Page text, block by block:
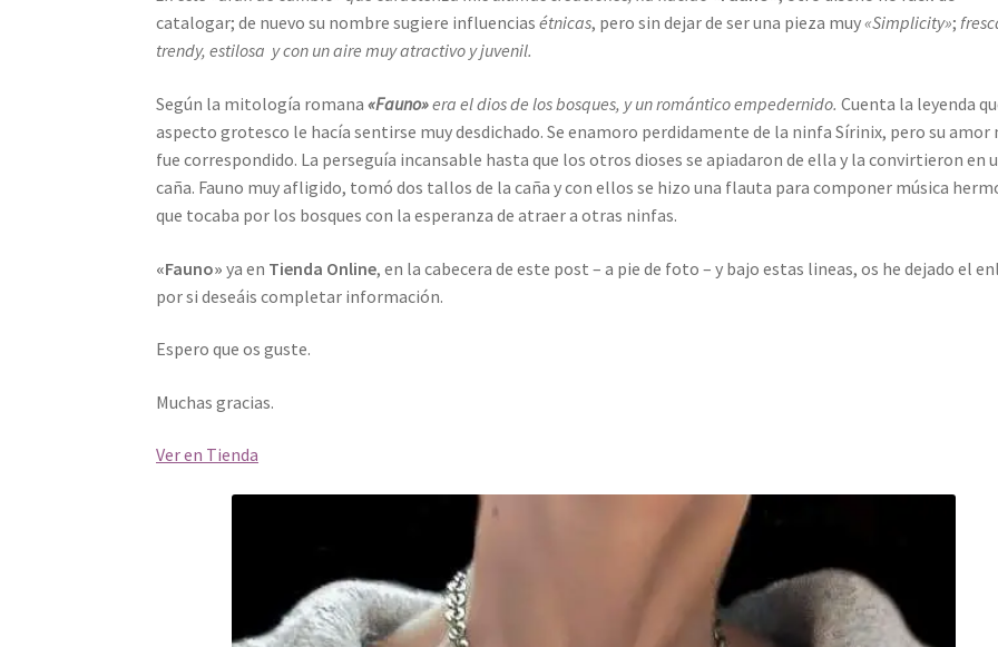
catalogar; de nuevo su nombre sugiere influencias étnicas, pero sin dejar de ser una pieza muy«Simplicity»;
trendy, estilosa y con un aire muy atractivo y juvenil.
Según la mitología romana «Fauno»era eldios de los bosques, y un romántico empedernido.Cuenta la leyenda
aspecto grotesco le hacía sentirse muy desdichado. Se enamoro perdidamente de la ninfa Sírinix, pero su amor
fue correspondido. La perseguía incansable hasta que los otros dioses se apiadaron de ella y la convirtieron en
caña. Fauno muy afligido, tomó dos tallos de la caña y con ellos se hizo una flauta para componer música
que tocaba por los bosques con la esperanza de atraer a otras ninfas.
«Fauno» ya en Tienda Online, en la cabecera de este post – a pie de foto – y bajo estas lineas, os he dejado el
por si deseáis completar información.
Espero que os guste.
Muchas gracias.
Ver en Tienda